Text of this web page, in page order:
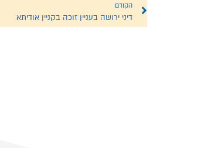
הקודם
דיני ירושה בעניין זוכה בקניין אודיתא